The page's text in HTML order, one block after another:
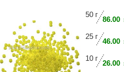
50 г
86.00
25 г
46.00
10 г
26.00